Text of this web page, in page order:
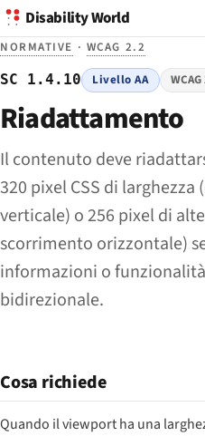
Disability World
NORMATIVE · WCAG 2.2
SC 1.4.10 Livello AA
Riadattamento
Il contenuto deve
320 pixel CSS di
verticale) o 256 pixel di
scorrimento orizzontale)
informazioni o
bidirezionale.
Cosa richiede
Quando il viewport ha una